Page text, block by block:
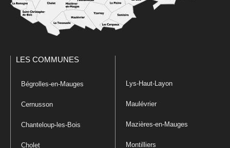
LES COMMUNES
Bégrolles-en-Mauges
Cernusson
Chanteloup-les-Bois
Cholet
Lys-Haut-Layon
Maulévrier
Mazières-en-Mauges
Montilliers